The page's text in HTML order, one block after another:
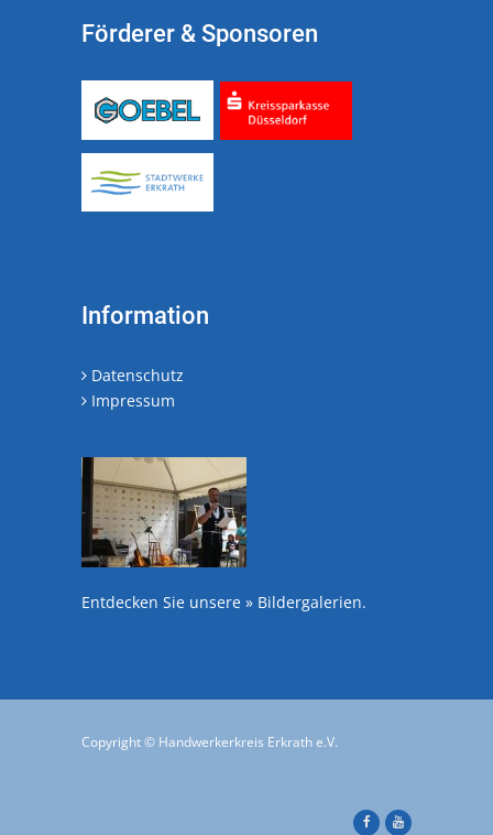
Förderer & Sponsoren
Information
Datenschutz
Impressum
Entdecken Sie unsere » Bildergalerien.
Copyright © Handwerkerkreis Erkrath e.V.